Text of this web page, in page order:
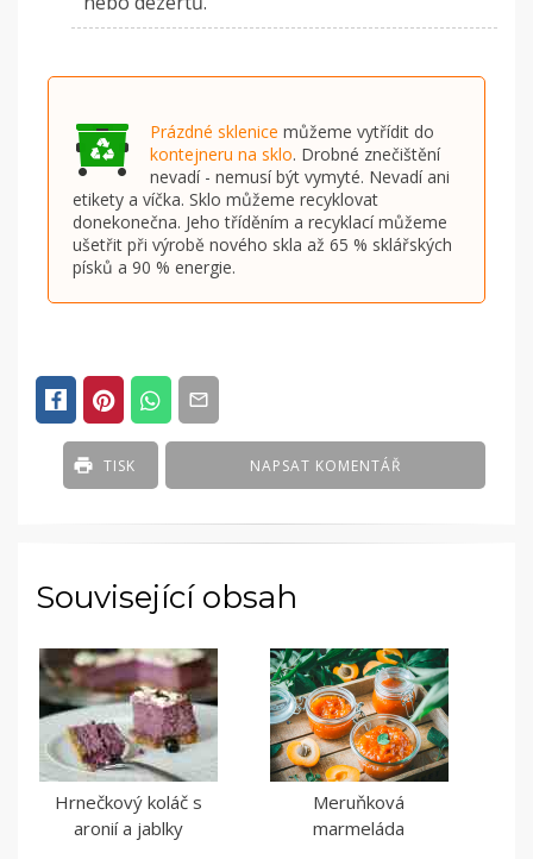
Prázdné sklenice můžeme vytřídit do
kontejneru na sklo. Drobné znečištění
nevadí - nemusí být vymyté. Nevadí ani
etikety a víčka. Sklo můžeme recyklovat
donekonečna. Jeho tříděním a recyklací můžeme
ušetřit při výrobě nového skla až 65 % sklářských
písků a 90 % energie.
NAPSAT KOMENTÁŘ
TISK
Související obsah
Hrnečkový koláč s
aronií a jablky
Meruňková
marmeláda